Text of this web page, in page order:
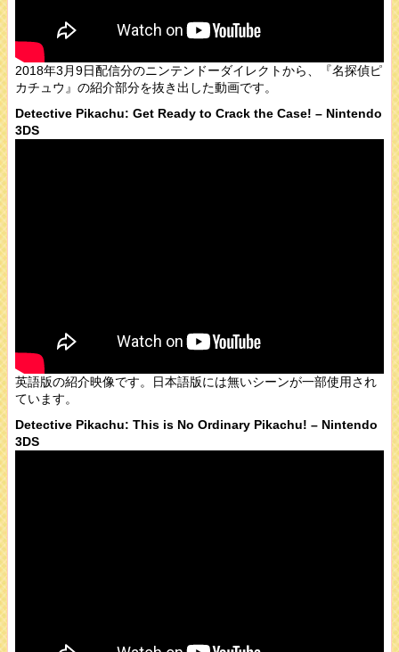
2018年3月9日配信分のニンテンドーダイレクトから、『名探偵ピ
カチュウ』の紹介部分を抜き出した動画です。
Detective Pikachu: Get Ready to Crack the Case! – Nintendo
3DS
英語版の紹介映像です。日本語版には無いシーンが一部使用され
ています。
Detective Pikachu: This is No Ordinary Pikachu! – Nintendo
3DS